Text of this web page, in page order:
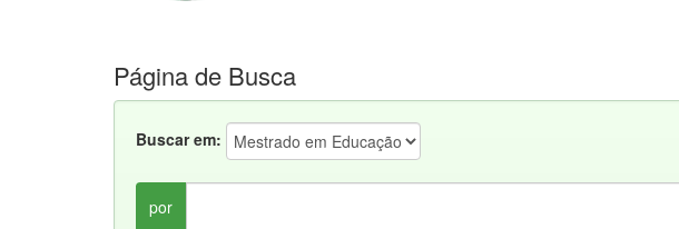
Página de Busca
Buscar em:
por